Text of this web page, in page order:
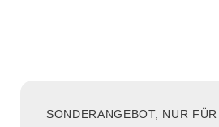
SONDERANGEBOT, NUR